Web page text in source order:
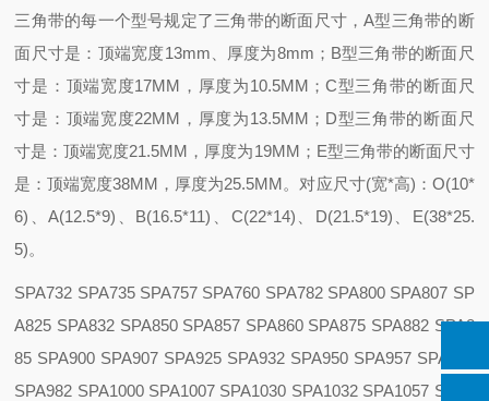
三角带的每一个型号规定了三角带的断面尺寸，A型三角带的断
面尺寸是：顶端宽度13mm、厚度为8mm；B型三角带的断面尺
寸是：顶端宽度17MM，厚度为10.5MM；C型三角带的断面尺
寸是：顶端宽度22MM，厚度为13.5MM；D型三角带的断面尺
寸是：顶端宽度21.5MM，厚度为19MM；E型三角带的断面尺寸
是：顶端宽度38MM，厚度为25.5MM。对应尺寸(宽*高)：O(10*
6)、A(12.5*9)、B(16.5*11)、C(22*14)、D(21.5*19)、E(38*25.
5)。
SPA732 SPA735 SPA757 SPA760 SPA782 SPA800 SPA807 SP
A825 SPA832 SPA850 SPA857 SPA860 SPA875 SPA882 SPA8
85 SPA900 SPA907 SPA925 SPA932 SPA950 SPA957 SPA975
SPA982 SPA1000 SPA1007 SPA1030 SPA1032 SPA1057 SPA1